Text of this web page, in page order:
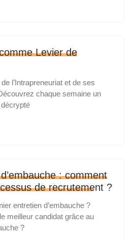
Levier de
l’Intrapreneuriat et de ses
chaque semaine un
: comment
de recrutement ?
entretien d’embauche ?
meilleur candidat grâce au
?